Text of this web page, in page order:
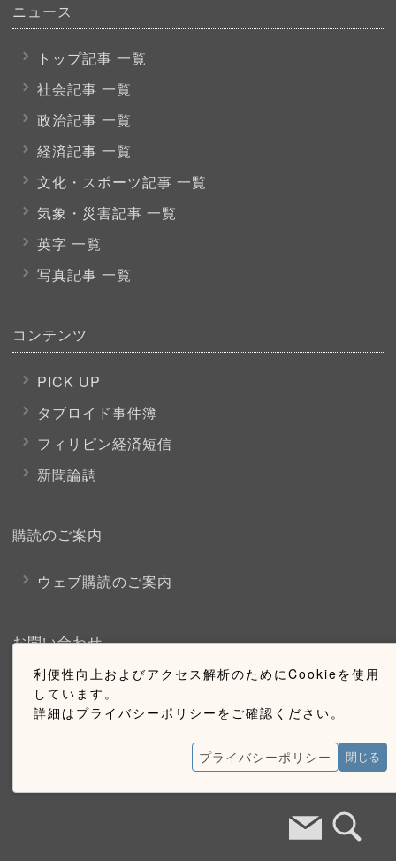
利便性向上およびアクセス解析のためにCookieを使用
しています。
詳細はプライバシーポリシーをご確認ください。
プライバシーポリシー 閉じる
ニュース
トップ記事 一覧
社会記事 一覧
政治記事 一覧
経済記事 一覧
文化・スポーツ記事 一覧
気象・災害記事 一覧
英字 一覧
写真記事 一覧
コンテンツ
PICK UP
タブロイド事件簿
フィリピン経済短信
新聞論調
購読のご案内
ウェブ購読のご案内
お問い合わせ
採用情報
お問い合わせ